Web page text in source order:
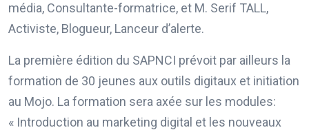
média, Consultante-formatrice, et M. Serif TALL,
Activiste, Blogueur, Lanceur d’alerte.
La première édition du SAPNCI prévoit par ailleurs la
formation de 30 jeunes aux outils digitaux et initiation
au Mojo. La formation sera axée sur les modules:
« Introduction au marketing digital et les nouveaux